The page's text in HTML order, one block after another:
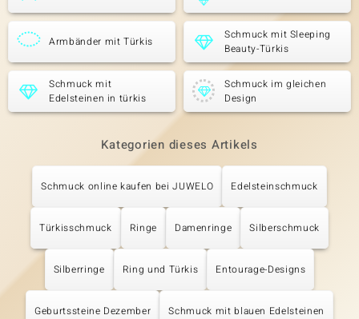
Armbänder mit Türkis
Schmuck mit Sleeping
Beauty-Türkis
Schmuck mit
Edelsteinen in türkis
Schmuck im gleichen
Design
Kategorien dieses Artikels
Schmuck online kaufen bei JUWELO Edelsteinschmuck
Türkisschmuck Ringe Damenringe Silberschmuck
Silberringe Ring und Türkis Entourage-Designs
Geburtssteine Dezember Schmuck mit blauen Edelsteinen